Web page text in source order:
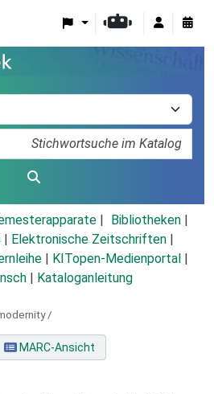
Bibliotheken
Elektronische Zeitschriften
KITopen-Medienportal
Kataloganleitung
/
MARC-Ansicht